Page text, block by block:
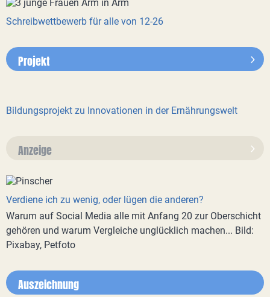
Schreibwettbewerb für alle von 12-26
Projekt
Bildungsprojekt zu Innovationen in der Ernährungswelt
Anzeige
Verdiene ich zu wenig, oder lügen die anderen?
Warum auf Social Media alle mit Anfang 20 zur Oberschicht
gehören und warum Vergleiche unglücklich machen... Bild:
Pixabay, Petfoto
Auszeichnung